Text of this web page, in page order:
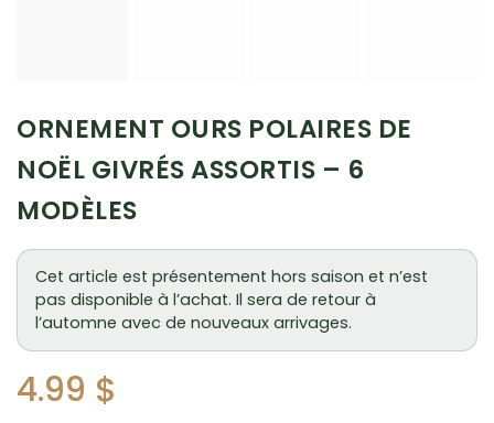
ORNEMENT OURS POLAIRES DE
NOËL GIVRÉS ASSORTIS – 6
MODÈLES
Cet article est présentement hors saison et n’est
pas disponible à l’achat. Il sera de retour à
l’automne avec de nouveaux arrivages.
4.99 $